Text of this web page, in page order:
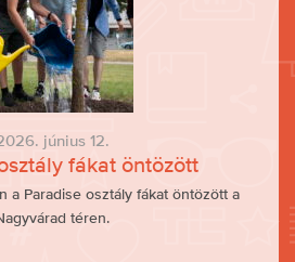
június 12.
fákat öntözött
a Paradise osztály fákat öntözött a
téren.